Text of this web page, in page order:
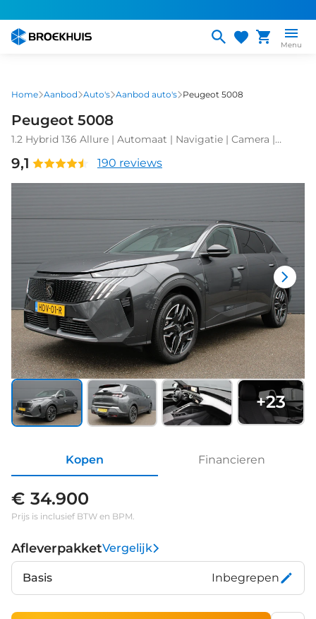
naar
gaan
Menu
Home Aanbod Auto's Aanbod auto's Peugeot 5008
Peugeot 5008
1.2 Hybrid 136 Allure | Automaat | Navigatie | Camera |
9,1 190 reviews
+23
Kopen Financieren
€ 34.900
Prijs is inclusief BTW en BPM.
AfleverpakketVergelijk
Basis Inbegrepen